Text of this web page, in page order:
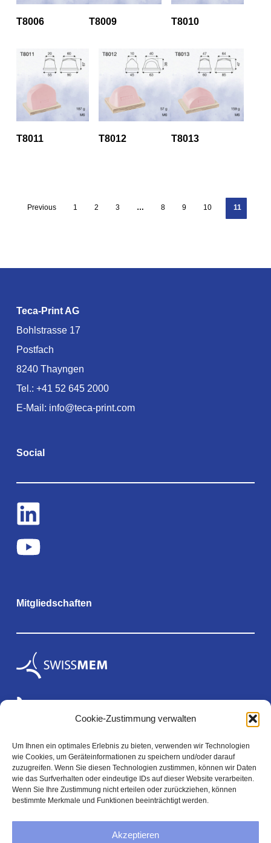
Cookie-Zustimmung verwalten
Um Ihnen ein optimales Erlebnis zu bieten, verwenden wir Technologien
wie Cookies, um Geräteinformationen zu speichern und/oder darauf
zuzugreifen. Wenn Sie diesen Technologien zustimmen, können wir Daten
wie das Surfverhalten oder eindeutige IDs auf dieser Website verarbeiten.
Wenn Sie Ihre Zustimmung nicht erteilen oder zurückziehen, können
bestimmte Merkmale und Funktionen beeinträchtigt werden.
Akzeptieren
T8006 T8009 T8010
T8011 T8012 T8013
Previous 1 2 3 … 8 9 10 11
Teca-Print AG
Bohlstrasse 17
Postfach
8240 Thayngen
Tel.: +41 52 645 2000
E-Mail: info@teca-print.com
Social
Mitgliedschaften
Rechtliches
Impressum